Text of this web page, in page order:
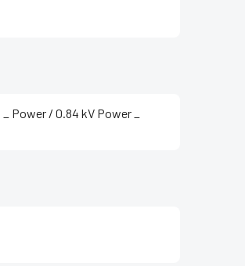
Power / 0.84 kV Power _